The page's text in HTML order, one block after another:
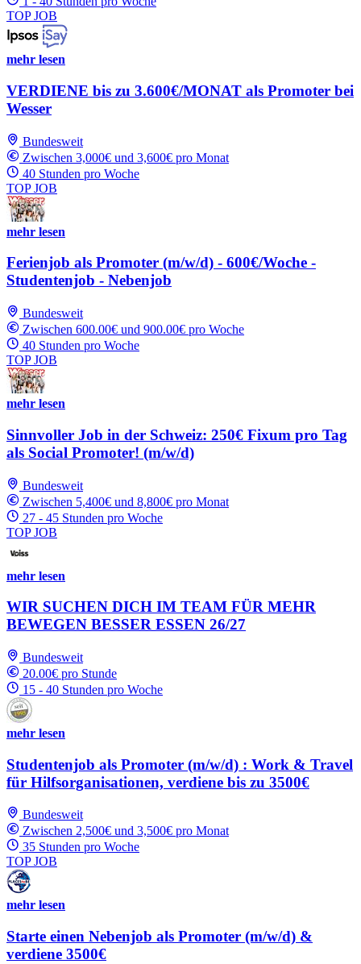
TOP JOB
mehr lesen
VERDIENE bis zu 3.600€/MONAT als Promoter bei
Wesser
Bundesweit
Zwischen 3,000€ und 3,600€ pro Monat
40 Stunden pro Woche
TOP JOB
mehr lesen
Ferienjob als Promoter (m/w/d) - 600€/Woche -
Studentenjob - Nebenjob
Bundesweit
Zwischen 600.00€ und 900.00€ pro Woche
40 Stunden pro Woche
TOP JOB
mehr lesen
Sinnvoller Job in der Schweiz: 250€ Fixum pro Tag
als Social Promoter! (m/w/d)
Bundesweit
Zwischen 5,400€ und 8,800€ pro Monat
27 - 45 Stunden pro Woche
TOP JOB
mehr lesen
WIR SUCHEN DICH IM TEAM FÜR MEHR
BEWEGEN BESSER ESSEN 26/27
Bundesweit
20.00€ pro Stunde
15 - 40 Stunden pro Woche
mehr lesen
Studentenjob als Promoter (m/w/d) : Work & Travel
für Hilfsorganisationen, verdiene bis zu 3500€
Bundesweit
Zwischen 2,500€ und 3,500€ pro Monat
35 Stunden pro Woche
TOP JOB
mehr lesen
Starte einen Nebenjob als Promoter (m/w/d) &
verdiene 3500€